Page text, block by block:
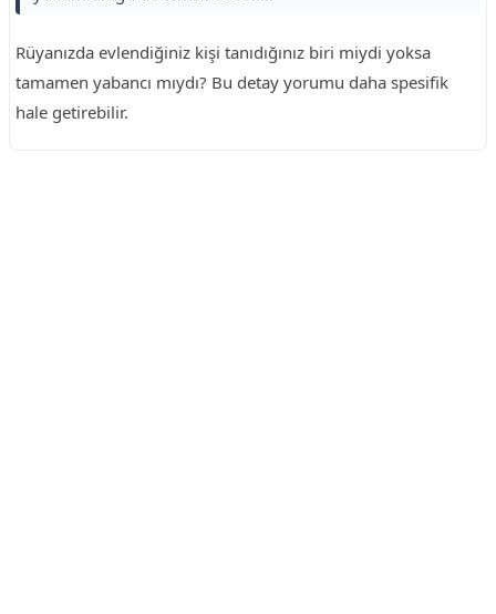
Rüyanızda evlendiğiniz kişi tanıdığınız biri miydi yoksa
tamamen yabancı mıydı? Bu detay yorumu daha spesifik
hale getirebilir.